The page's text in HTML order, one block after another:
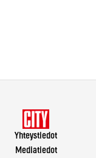
Yhteystiedot
Mediatiedot